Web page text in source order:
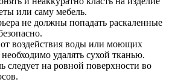
или саму мебель.
не должны попадать раскаленные
воздействия воды или моющих
удалять сухой тканью.
следует на ровной поверхности во